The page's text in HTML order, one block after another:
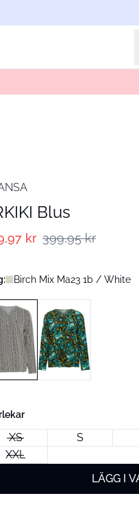
Blus
kr 399,95 kr
Birch Mix Ma23 1b / White
XS S
XXL
LÄGG I